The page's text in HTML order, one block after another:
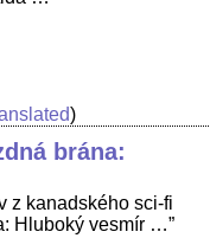
)
brána:
z kanadského sci-fi
Hluboký vesmír …”